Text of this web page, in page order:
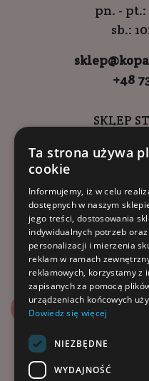
pn. - pt.:
sb.:
+48
SKLEP
ul.
9:00 -
10:00
Zapisz się na
Ta strona używa
cookie
Informujemy, iż w celu
dostępnych w naszym
jego treści, dostosowania
indywidualnych potrzeb
personalizacji i mierzenia
reklam w ramach
reklamowych, korzystamy z
zapisanych za pomocą
urządzeniach końcowych
Dowiedz się więcej
NIEZBĘDNE
WYDAJNOŚĆ